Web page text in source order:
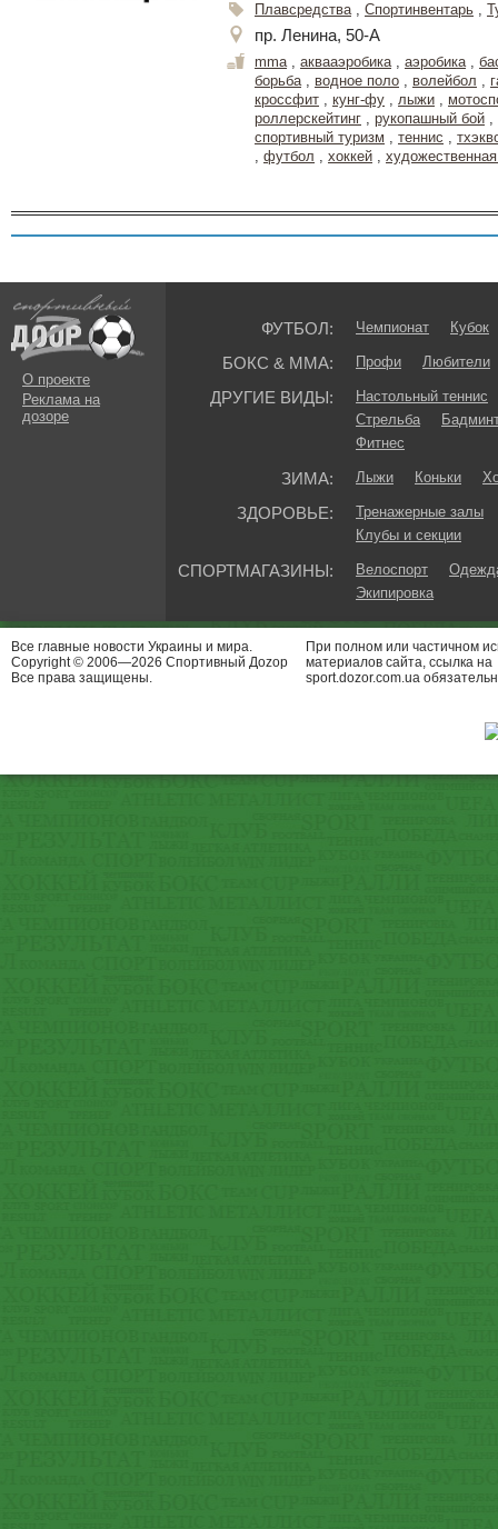
Плавсредства, Спортинвентарь ,
пр. Ленина, 50-А
mma, аквааэробика, аэробика,
борьба, водное поло , волейбол ,
кроссфит , кунг-фу , лыжи ,
роллерскейтинг , рукопашный бой ,
спортивный туризм , теннис ,
, футбол , хоккей ,
О проекте
Реклама на
дозоре
ФУТБОЛ: Чемпионат Кубок
БОКС & ММА: Профи Любители
ДРУГИЕ ВИДЫ:
Настольный теннис
Стрельба
Фитнес
ЗИМА: Лыжи Коньки
ЗДОРОВЬЕ:
Тренажерные залы
Клубы и секции
СПОРТМАГАЗИНЫ: Велоспорт
Экипировка
Все главные новости Украины и мира.
Copyright © 2006—2026 Спортивный Доzор
Все права защищены.
При полном или частичном
материалов сайта, ссылка на
sport.dozor.com.ua